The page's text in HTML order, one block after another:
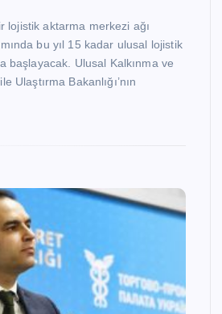
lojistik aktarma merkezi ağı
bu yıl 15 kadar ulusal lojistik
başlayacak. Ulusal Kalkınma ve
Ulaştırma Bakanlığı’nın